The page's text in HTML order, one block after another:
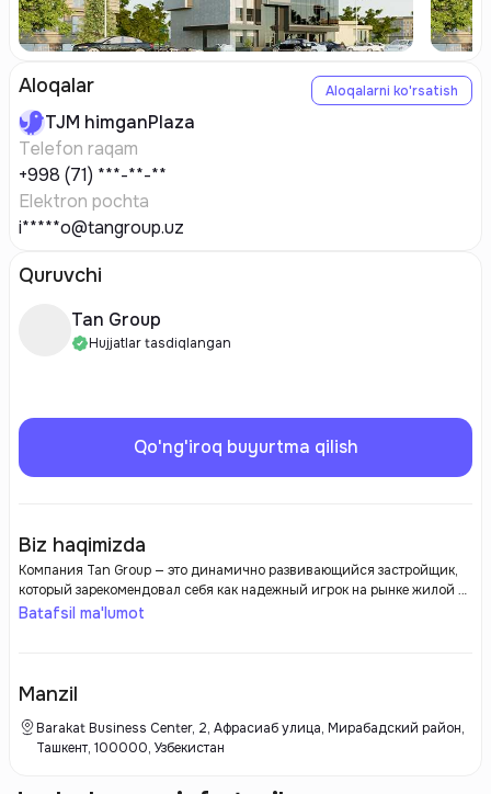
Aloqalar Aloqalarni ko'rsatish
TJM himganPlaza
Telefon raqam
+998 (71) ***-**-**
Elektron pochta
i*****o@tangroup.uz
Quruvchi
Tan Group
Hujjatlar tasdiqlangan
Qo'ng'iroq buyurtma qilish
Biz haqimizda
Компания Tan Group — это динамично развивающийся застройщик,
который зарекомендовал себя как надежный игрок на рынке жилой и
коммерческой недвижимости. Основной акцент компании сделан на
материалы, что позволяет создавать комфортные и
различных сегментах, от жилых комплексов до коммерческих
объектов, обеспечивая своим клиентам высокий уровень качества,
продуманной инфраструктурой, современными архитектурными
Batafsil ma'lumot
Manzil
Barakat Business Center, 2, Афрасиаб улица, Мирабадский район,
Ташкент, 100000, Узбекистан